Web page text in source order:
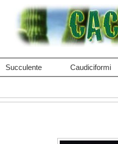
Succulente Caudiciformi